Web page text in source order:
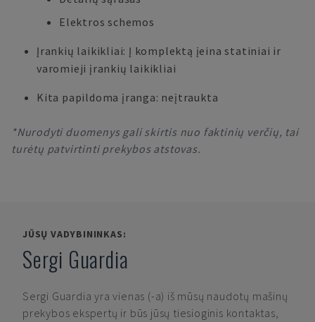
Elektros schemos
Įrankių laikikliai: Į komplektą įeina statiniai ir
varomieji įrankių laikikliai
Kita papildoma įranga: neįtraukta
*Nurodyti duomenys gali skirtis nuo faktinių verčių, tai
turėtų patvirtinti prekybos atstovas.
JŪSŲ VADYBININKAS:
Sergi Guardia
Sergi Guardia yra vienas (-a) iš mūsų naudotų mašinų
prekybos ekspertų ir būs jūsų tiesioginis kontaktas,